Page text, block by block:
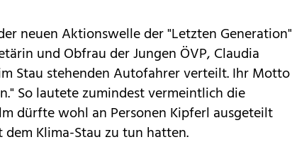
neuen Aktionswelle der "Letzten Generation"
und Obfrau der Jungen ÖVP, Claudia
Stau stehenden Autofahrer verteilt. Ihr Motto
So lautete zumindest vermeintlich die
dürfte wohl an Personen Kipferl ausgeteilt
Klima-Stau zu tun hatten.